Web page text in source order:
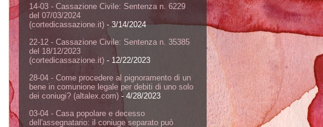
14-03 - Cassazione Civile: Sentenza n. 6229
del 07/03/2024
(cortedicassazione.it) - 3/14/2024
22-12 - Cassazione Civile: Sentenza n. 35385
del 18/12/2023
(cortedicassazione.it) - 12/22/2023
28-04 - Come procedere al pignoramento di un
bene in comunione legale per debiti di uno solo
dei coniugi? (altalex.com) - 4/28/2023
03-04 - Casa popolare e decesso
dell'assegnatario: il coniuge separato può